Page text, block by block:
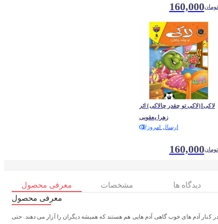
160,000تومان
لاکی1(لاکی تو چقدر چالاکی) اثر
زهرا یعقوبی
ارسال امروز
160,000تومان
معرفی محصول مشخصات
دیدگاه ها
معرفی محصول
در کنار آدم های خوب گاهی آدم هایی هم هستند که همیشه دیگران را آزار می دهند. حتی